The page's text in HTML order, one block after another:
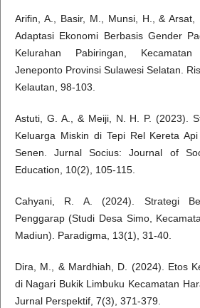
Arifin, A., Basir, M., Munsi, H., &
Adaptasi Ekonomi Berbasis Gender
Kelurahan Pabiringan,
Jeneponto Provinsi Sulawesi Selatan.
Kelautan, 98-103.
Astuti, G. A., & Meiji, N. H. P. (2023).
Keluarga Miskin di Tepi Rel Kereta
Senen. Jurnal Socius: Journal of
Education, 10(2), 105-115.
Cahyani, R. A. (2024). Strategi
Penggarap (Studi Desa Simo,
Madiun). Paradigma, 13(1), 31-40.
Dira, M., & Mardhiah, D. (2024). Etos
di Nagari Bukik Limbuku Kecamatan
Jurnal Perspektif, 7(3), 371-379.